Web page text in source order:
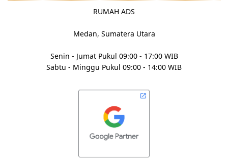
RUMAH ADS
Medan, Sumatera Utara
Senin - Jumat Pukul 09:00 - 17:00 WIB
Sabtu - Minggu Pukul 09:00 - 14:00 WIB